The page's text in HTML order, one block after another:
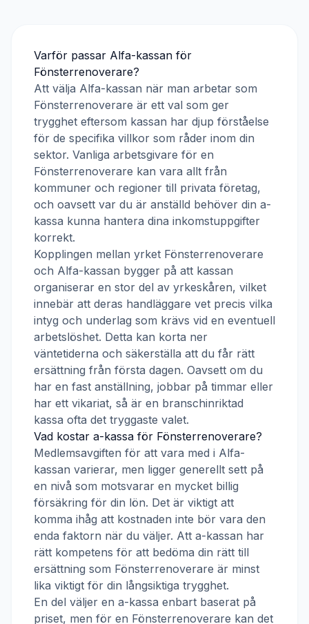
Varför passar Alfa-kassan för
Fönsterrenoverare?
Att välja Alfa-kassan när man arbetar som
Fönsterrenoverare är ett val som ger
trygghet eftersom kassan har djup förståelse
för de specifika villkor som råder inom din
sektor. Vanliga arbetsgivare för en
Fönsterrenoverare kan vara allt från
kommuner och regioner till privata företag,
och oavsett var du är anställd behöver din a-
kassa kunna hantera dina inkomstuppgifter
korrekt.
Kopplingen mellan yrket Fönsterrenoverare
och Alfa-kassan bygger på att kassan
organiserar en stor del av yrkeskåren, vilket
innebär att deras handläggare vet precis vilka
intyg och underlag som krävs vid en eventuell
arbetslöshet. Detta kan korta ner
väntetiderna och säkerställa att du får rätt
ersättning från första dagen. Oavsett om du
har en fast anställning, jobbar på timmar eller
har ett vikariat, så är en branschinriktad
kassa ofta det tryggaste valet.
Vad kostar a-kassa för Fönsterrenoverare?
Medlemsavgiften för att vara med i Alfa-
kassan varierar, men ligger generellt sett på
en nivå som motsvarar en mycket billig
försäkring för din lön. Det är viktigt att
komma ihåg att kostnaden inte bör vara den
enda faktorn när du väljer. Att a-kassan har
rätt kompetens för att bedöma din rätt till
ersättning som Fönsterrenoverare är minst
lika viktigt för din långsiktiga trygghet.
En del väljer en a-kassa enbart baserat på
priset, men för en Fönsterrenoverare kan det